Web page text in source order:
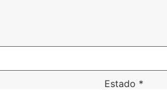
Estado *